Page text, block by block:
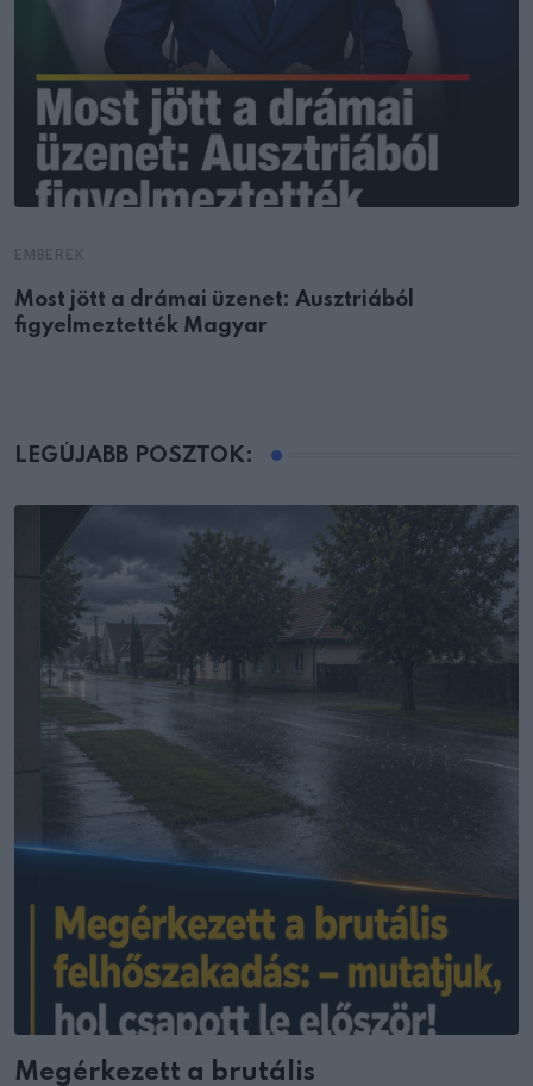
Most jött a drámai üzenet: Ausztriából
figyelmeztették Magyar
LEGÚJABB POSZTOK:
Megérkezett a brutális